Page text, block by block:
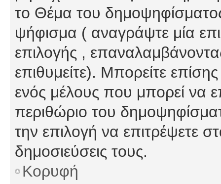
το Θέμα του
ψήφισμα ( αναγράψτε μία
επιλογής ,
επιθυμείτε). Μπορείτε
ενός μέλους που μπορεί να
περιθώριο του
την επιλογή να επιτρέψετε
δημοσιεύσεις τους.
Κορυφή